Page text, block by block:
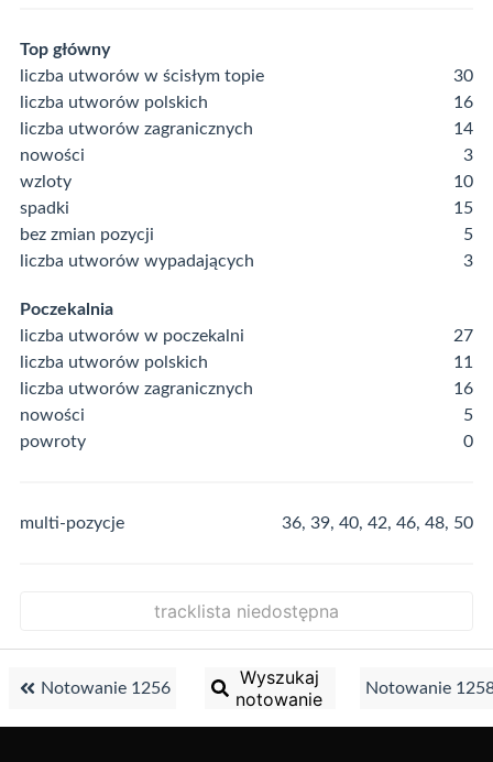
Top główny
liczba utworów w ścisłym topie
30
liczba utworów polskich
16
liczba utworów zagranicznych
14
nowości
3
wzloty
10
spadki
15
bez zmian pozycji
5
liczba utworów wypadających
3
Poczekalnia
liczba utworów w poczekalni
27
liczba utworów polskich
11
liczba utworów zagranicznych
16
nowości
5
powroty
0
multi-pozycje 36, 39, 40, 42, 46, 48, 50
tracklista niedostępna
Notowanie 1256
Wyszukaj
notowanie
Notowanie